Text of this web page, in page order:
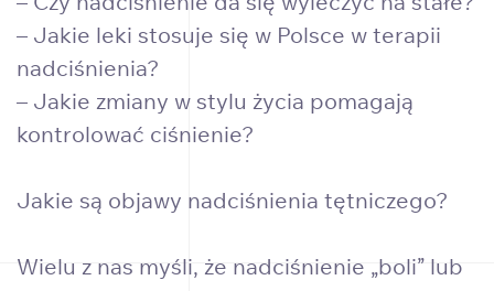
– Jakie leki stosuje się w Polsce w terapii
nadciśnienia?
– Jakie zmiany w stylu życia pomagają
kontrolować ciśnienie?
Jakie są objawy nadciśnienia tętniczego?
Wielu z nas myśli, że nadciśnienie „boli” lub